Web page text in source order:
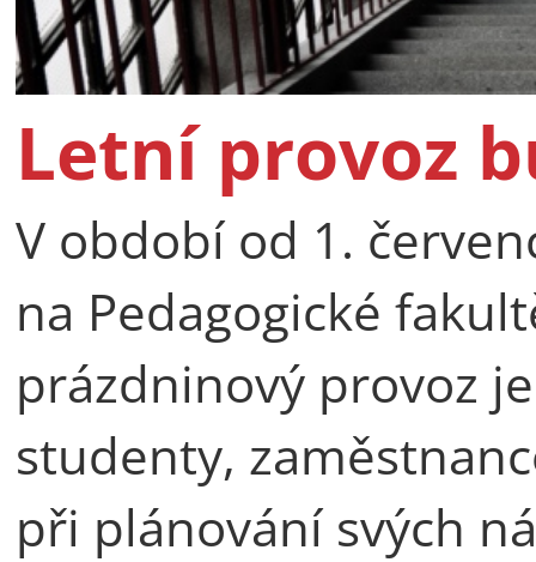
Letní provoz
V období od 1.
na Pedagogické
prázdninový provoz
studenty,
při plánování svých